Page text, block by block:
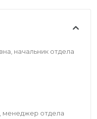
начальник отдела
менеджер отдела